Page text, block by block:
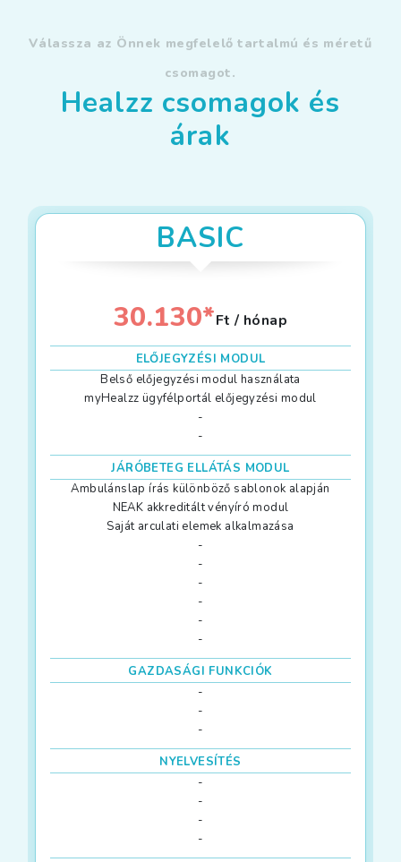
Válassza az Önnek megfelelő tartalmú és méretű
csomagot.
Healzz csomagok és
árak
BASIC
30.130*Ft / hónap
ELŐJEGYZÉSI MODUL
Belső előjegyzési modul használata
myHealzz ügyfélportál előjegyzési modul
-
-
JÁRÓBETEG ELLÁTÁS MODUL
Ambulánslap írás különböző sablonok alapján
NEAK akkreditált vényíró modul
Saját arculati elemek alkalmazása
-
-
-
-
-
-
GAZDASÁGI FUNKCIÓK
-
-
-
NYELVESÍTÉS
-
-
-
-